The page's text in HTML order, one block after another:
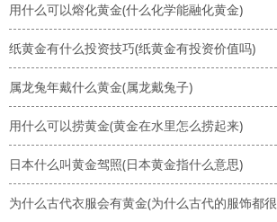
用什么可以熔化黄金(什么化学能融化黄金)
纸黄金有什么投资技巧(纸黄金有投资价值吗)
属龙兔年戴什么黄金(属龙戴兔子)
用什么可以捞黄金(黄金在水里怎么捞起来)
日本什么叫黄金驾照(日本黄金指什么意思)
为什么古代衣服会有黄金(为什么古代的服饰都